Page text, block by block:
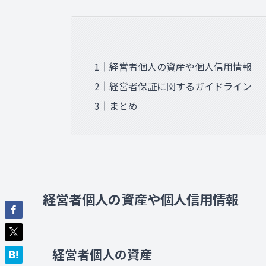
経営者個人の資産や個人信用情報
経営者保証に関するガイドライン
まとめ
経営者個人の資産や個人信用情報
経営者個人の資産